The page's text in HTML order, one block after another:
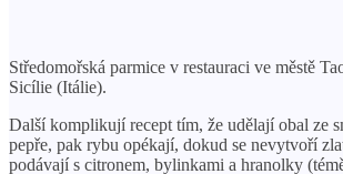
Středomořská parmice v restauraci ve městě
Sicílie (Itálie).
Další komplikují recept tím, že udělají obal ze
pepře, pak rybu opékají, dokud se nevytvoří
podávají s citronem, bylinkami a hranolky